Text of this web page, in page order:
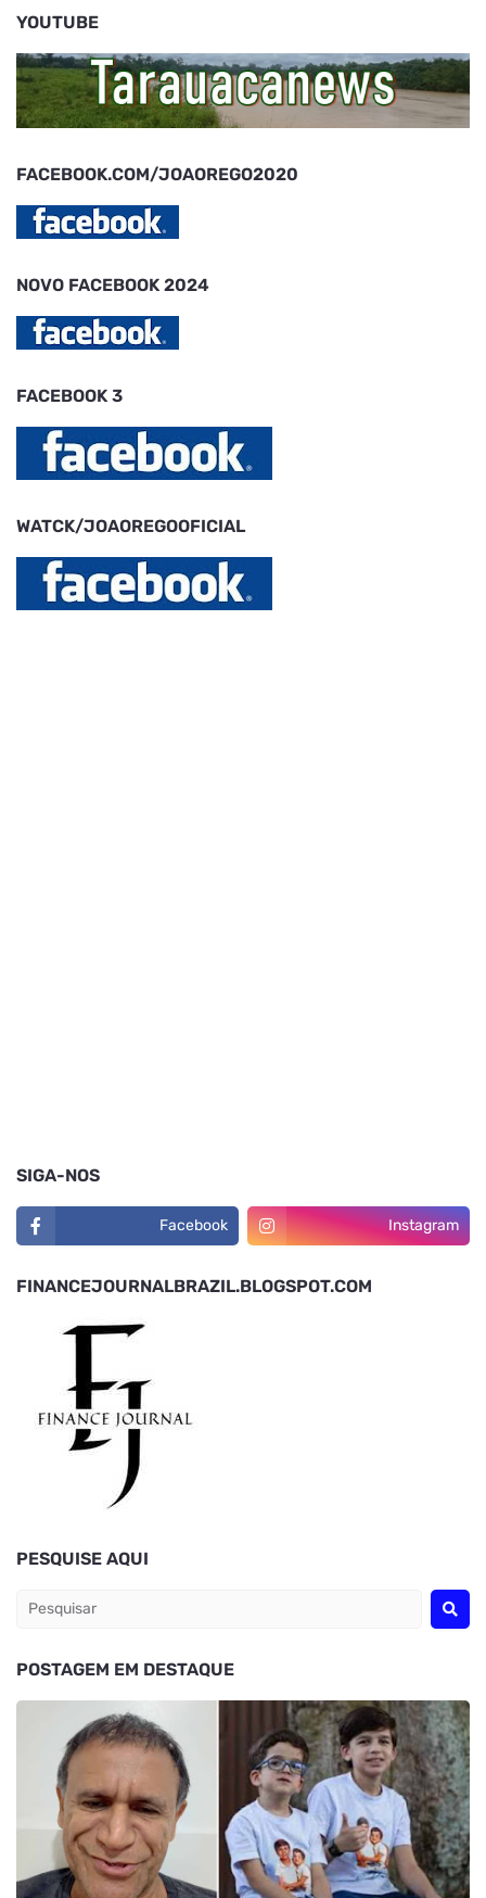
YOUTUBE
FACEBOOK.COM/JOAOREGO2020
NOVO FACEBOOK 2024
FACEBOOK 3
WATCK/JOAOREGOOFICIAL
SIGA-NOS
Facebook Instagram
FINANCEJOURNALBRAZIL.BLOGSPOT.COM
PESQUISE AQUI
POSTAGEM EM DESTAQUE